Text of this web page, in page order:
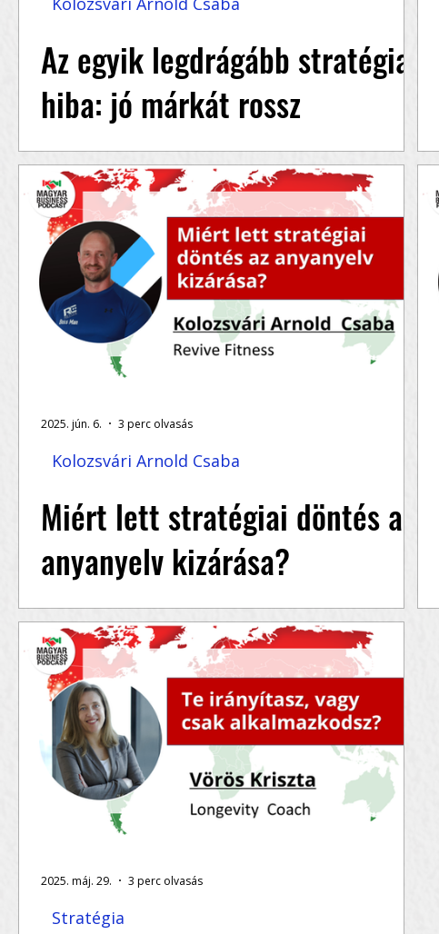
Az egyik legdrágább stratégiai
hiba: jó márkát rossz
emberekre bízni
Ha vállalkozóként te is személyes márkát
építesz, és szeretnéd azt hosszútávon
megvédeni, hallgasd meg a teljes epizódot –
Kolozsvári...
Miért lett stratégiai döntés az
anyanyelv kizárása?
Ha érdekel, hogyan tudatosult benne ez a
döntés, és milyen következményekkel járt,
hallgasd meg Kolozsvári Arnold Csaba teljes...
Kolozsvári Arnold Csaba
2025. jún. 6. 3 perc olvasás
Stratégia
2025. máj. 29. 3 perc olvasás